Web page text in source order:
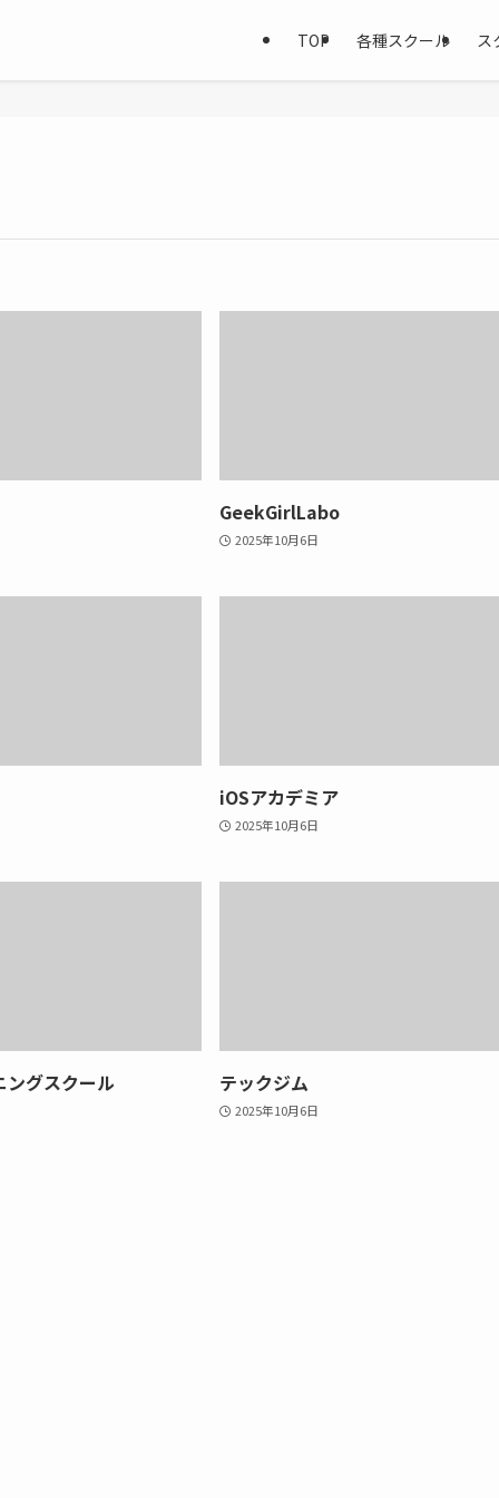
TOP 各種スクール ス
GeekGirlLabo
2025年10月6日
iOSアカデミア
2025年10月6日
ングスクール テックジム
2025年10月6日